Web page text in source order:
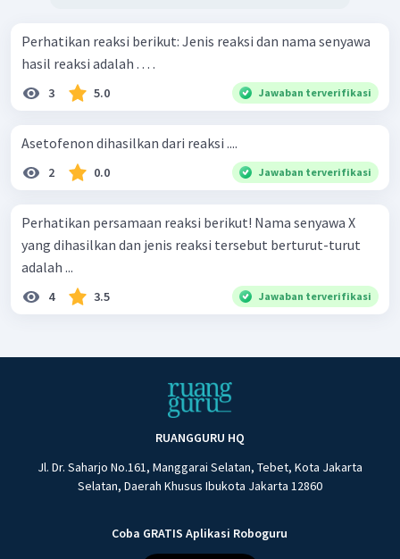
Perhatikan reaksi berikut: Jenis reaksi dan nama senyawa
hasil reaksi adalah . . . .
3 5.0 Jawaban terverifikasi
Asetofenon dihasilkan dari reaksi ....
2 0.0 Jawaban terverifikasi
Perhatikan persamaan reaksi berikut! Nama senyawa X
yang dihasilkan dan jenis reaksi tersebut berturut-turut
adalah ...
4 3.5 Jawaban terverifikasi
RUANGGURU HQ
Jl. Dr. Saharjo No.161, Manggarai Selatan, Tebet, Kota Jakarta
Selatan, Daerah Khusus Ibukota Jakarta 12860
Coba GRATIS Aplikasi Roboguru